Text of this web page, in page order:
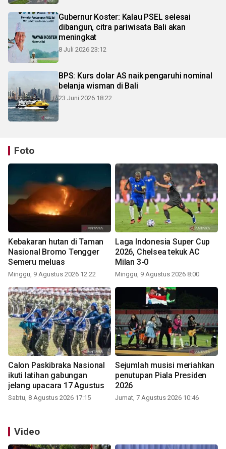
Gubernur Koster: Kalau PSEL selesai
dibangun, citra pariwisata Bali akan
meningkat
8 Juli 2026 23:12
BPS: Kurs dolar AS naik pengaruhi nominal
belanja wisman di Bali
23 Juni 2026 18:22
Foto
Kebakaran hutan di Taman
Nasional Bromo Tengger
Semeru meluas
Minggu, 9 Agustus 2026 12:22
Laga Indonesia Super Cup
2026, Chelsea tekuk AC
Milan 3-0
Minggu, 9 Agustus 2026 8:00
Calon Paskibraka Nasional
ikuti latihan gabungan
jelang upacara 17 Agustus
Sabtu, 8 Agustus 2026 17:15
Sejumlah musisi meriahkan
penutupan Piala Presiden
2026
Jumat, 7 Agustus 2026 10:46
Video